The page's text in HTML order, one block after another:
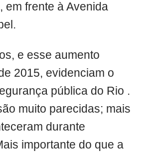
em frente à Avenida
e esse aumento
2015, evidenciam o
pública do Rio .
muito parecidas; mais
durante
importante do que a